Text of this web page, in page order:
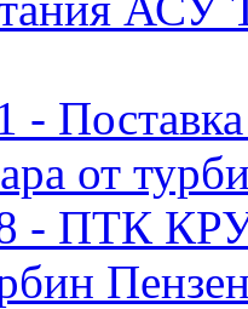
-
от
- ПТК